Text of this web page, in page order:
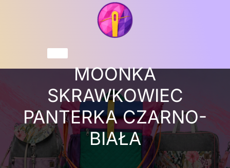
MOONKA
SKRAWKOWIEC
PANTERKA CZARNO-
BIAŁA